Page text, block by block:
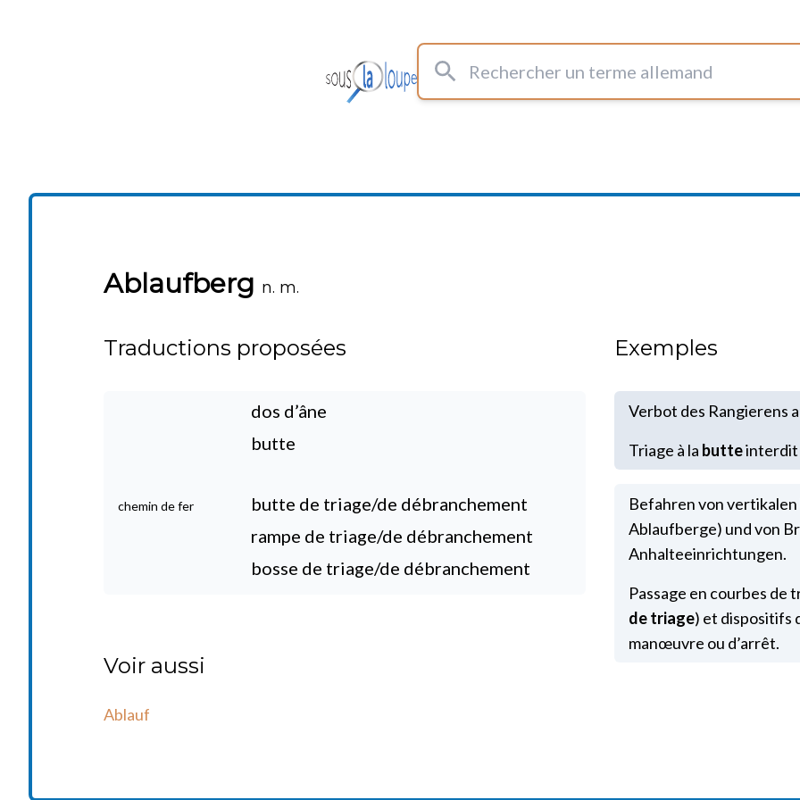
Rechercher un terme allemand
Ablaufberg n. m.
Traductions proposées
dos d’âne
butte
chemin de fer
butte de triage/de débranchement
rampe de triage/de débranchement
bosse de triage/de débranchement
Exemples
Verbot des Rangierens
Triage à la butteinterdit
Befahren von
Ablaufberge) und von
Anhalteeinrichtungen.
Passage en courbes de
de triage) et dispositifs
manœuvre ou d’arrêt.
Voir aussi
Ablauf